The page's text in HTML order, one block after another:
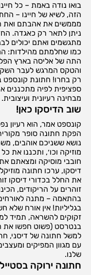
בואו נודה באמת – כל
הזה, לשיא של חיינו –
מממשים את אהבתם ואת
ניתן לתאר רק כאגדה.
מתגשמים ואתם יכולים
כמו שחלמתם מהילדות:
התה של אליסה בארץ
והטקס המרגש לעבר
רק בחרו! חתונת
ספציפית לפיה מתכננים
מבחינה רעיונית ועיצובית.
שוב הדיסקו כאן!
קונספט אמר, הוא רעיון
הפקת חתונה סופר
נושא ששניכם אוהבים,
מוזיקה וכו׳, ותכננו את
חובבי מוסיקה ומצאתם
את החלל בכדורי דיסקו
זוהרים על הריקודים,
בהתאמה – מתנה
בגליליות! אין אורח שלא
זקוקים להשראה, תמיד
בנטרסט (פשוט חפשו את
למשל חתונה של דיסני,
עם מגוון המפיקים
שלנו.
חתונה ירוקה בסטייל